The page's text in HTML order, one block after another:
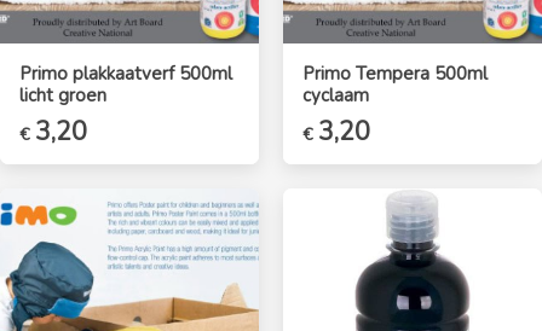
Primo plakkaatverf 500ml
licht groen
€ 3,20
Primo Tempera 500ml
cyclaam
€ 3,20